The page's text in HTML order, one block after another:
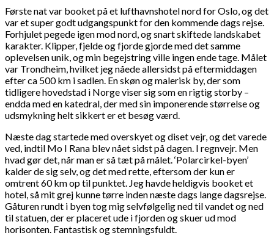
Første nat var booket på et lufthavnshotel nord for Oslo, og det
var et super godt udgangspunkt for den kommende dags rejse.
Forhjulet pegede igen mod nord, og snart skiftede landskabet
karakter. Klipper, fjelde og fjorde gjorde med det samme
oplevelsen unik, og min begejstring ville ingen ende tage. Målet
var Trondheim, hvilket jeg nåede allersidst på eftermiddagen
efter ca 500 km i sadlen. En skøn og malerisk by, der som
tidligere hovedstad i Norge viser sig som en rigtig storby –
endda med en katedral, der med sin imponerende størrelse og
udsmykning helt sikkert er et besøg værd.
Næste dag startede med overskyet og diset vejr, og det varede
ved, indtil Mo I Rana blev nået sidst på dagen. I regnvejr. Men
hvad gør det, når man er så tæt på målet. ‘Polarcirkel-byen’
kalder de sig selv, og det med rette, eftersom der kun er
omtrent 60 km op til punktet. Jeg havde heldigvis booket et
hotel, så mit grej kunne tørre inden næste dags lange dagsrejse.
Gåturen rundt i byen tog mig selvfølgelig ned til vandet og ned
til statuen, der er placeret ude i fjorden og skuer ud mod
horisonten. Fantastisk og stemningsfuldt.